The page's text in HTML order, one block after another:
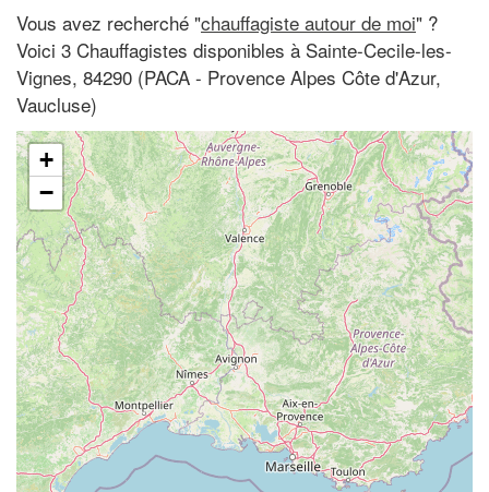
Vous avez recherché "chauffagiste autour de moi" ?
Voici 3 Chauffagistes disponibles à Sainte-Cecile-les-
Vignes, 84290 (PACA - Provence Alpes Côte d'Azur,
Vaucluse)
+
−